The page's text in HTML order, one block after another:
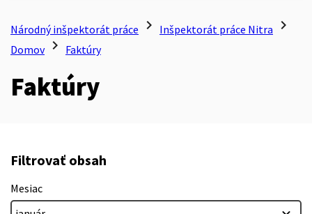
Národný inšpektorát práce chevron_right Inšpektorát práce Nitra chevron_right
Domov chevron_right Faktúry
Faktúry
Filtrovať obsah
Mesiac